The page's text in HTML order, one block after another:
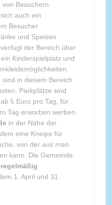
Besuchern
auch ein
Besucher
und Speisen
der Bereich über
Kinderspielplatz und
in diesem Bereich
Parkplätze sind
5 Euro pro Tag, für
Tag erworben werben.
in der Nähe der
eine Kneipe für
von der aus man
kann. Die Gemeinde
regelmäßig
1. April und 31.